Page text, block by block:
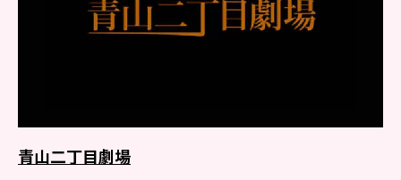
青山二丁目劇場